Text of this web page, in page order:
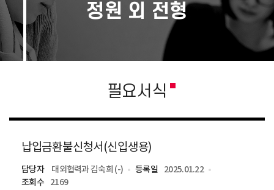
정원 외 전형
필요서식
납입금환불신청서(신입생용)
담당자 대외협력과 김숙희 (-) 등록일
2025.01.22
조회수
2169